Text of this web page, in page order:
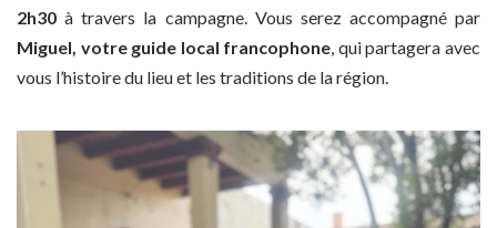
2h30 à travers la campagne. Vous serez accompagné par
Miguel, votre guide local francophone, qui partagera avec
vous l’histoire du lieu et les traditions de la région.